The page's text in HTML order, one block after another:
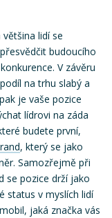
většina lidí se
budoucího
V závěru
na trhu slabý a
je vaše pozice
lídrovi na záda
budete první,
, který se jako
Samozřejmě při
se pozice drží jako
status v myslích lidí
jaká značka vás